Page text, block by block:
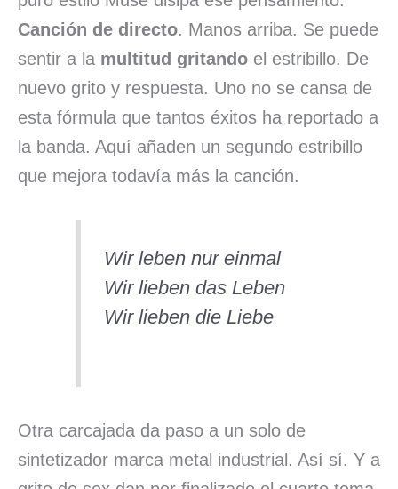
Canción de directo. Manos arriba. Se puede
sentir a la multitud gritando el estribillo. De
nuevo grito y respuesta. Uno no se cansa de
esta fórmula que tantos éxitos ha reportado a
la banda. Aquí añaden un segundo estribillo
que mejora todavía más la canción.
Wir leben nur einmal
Wir lieben das Leben
Wir lieben die Liebe
Otra carcajada da paso a un solo de
sintetizador marca metal industrial. Así sí. Y a